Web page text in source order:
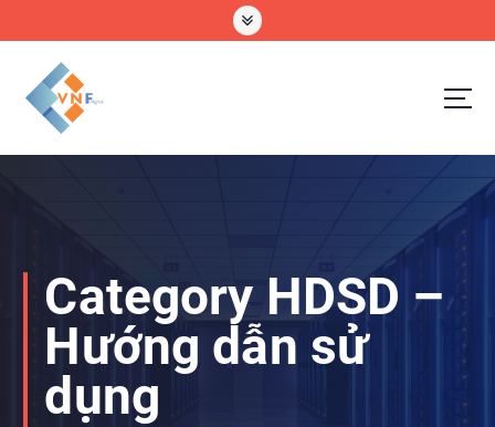
c
VNF Digital Technology Company Limtted
Category HDSD –
Hướng dẫn sử
dụng